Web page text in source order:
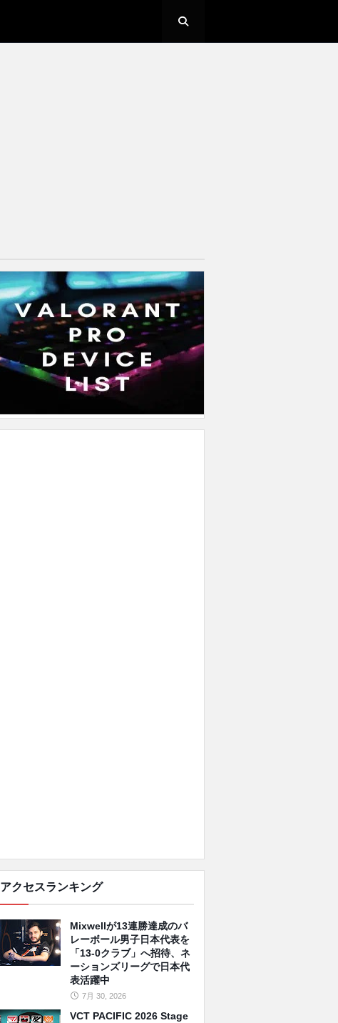
アクセスランキング
Mixwellが13連勝達成のバ
レーボール男子日本代表を
「13-0クラブ」へ招待、ネ
ーションズリーグで日本代
表活躍中
7月 30, 2026
VCT PACIFIC 2026 Stage